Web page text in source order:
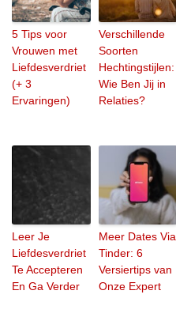
5 Tips voor
Vrouwen met
Liefdesverdriet
(+ 3
Ervaringen)
Verschillende
Soorten
Hechtingstijlen:
Wie Ben Jij in
Relaties?
Leer Je
Liefdesverdriet
Te Accepteren
En Ga Verder
Meer Dates Via
Tinder: 6
Versiertips van
Onze Expert